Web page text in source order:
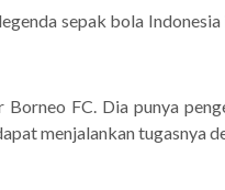
sepak bola
FC. Dia punya
menjalankan tugasnya